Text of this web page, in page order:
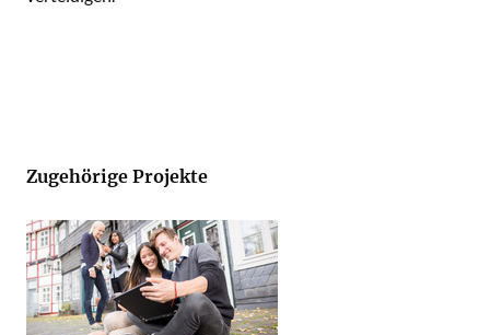
Zugehörige Projekte